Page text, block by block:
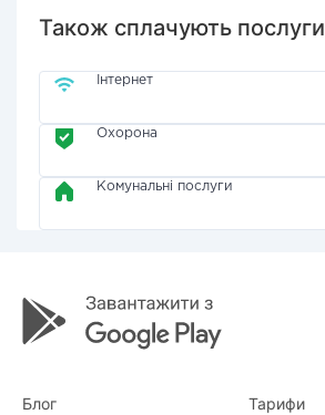
Також сплачують послуги
Інтернет
Охорона
Комунальні послуги
Блог Тарифи